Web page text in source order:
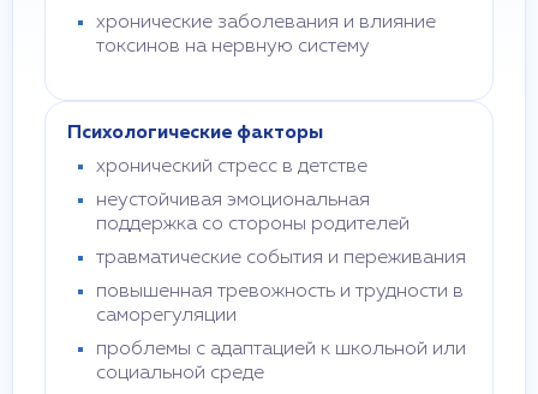
хронические заболевания и влияние
токсинов на нервную систему
Психологические факторы
хронический стресс в детстве
неустойчивая эмоциональная
поддержка со стороны родителей
травматические события и переживания
повышенная тревожность и трудности в
саморегуляции
проблемы с адаптацией к школьной или
социальной среде